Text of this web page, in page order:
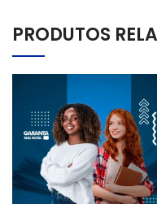
PRODUTOS